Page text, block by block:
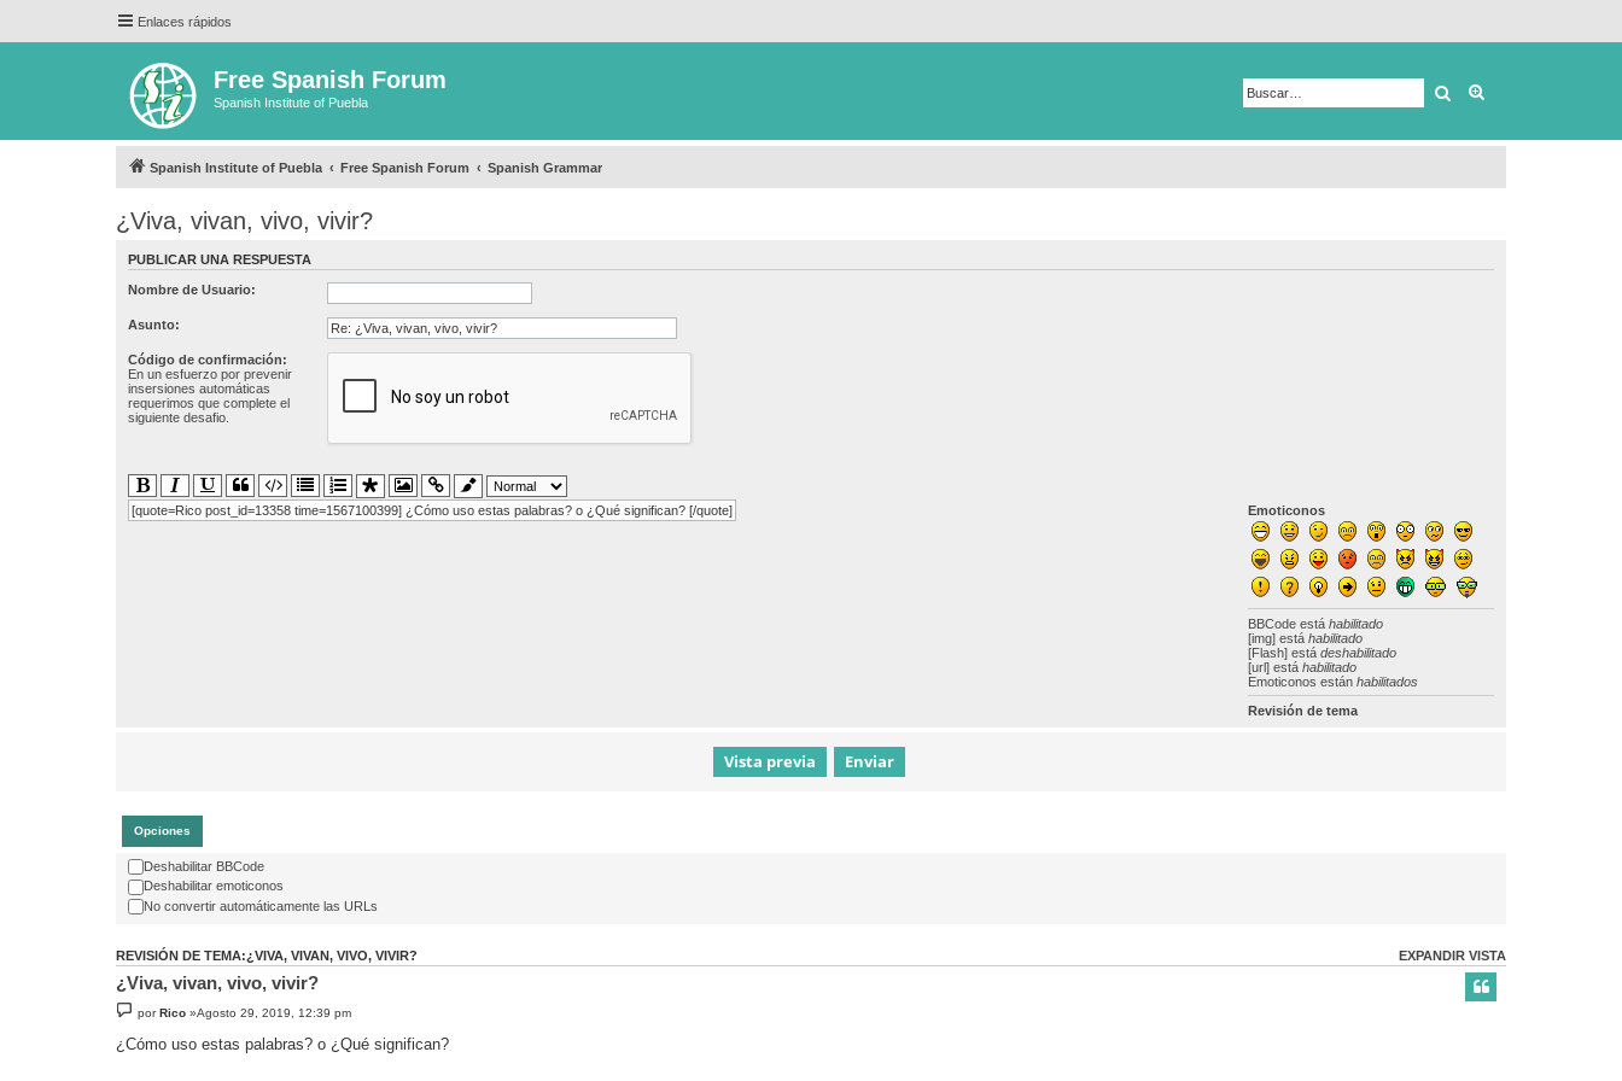
Enlaces rápidos
Free Spanish Forum
Spanish Institute of Puebla Buscar
Spanish Institute of Puebla Free Spanish Forum Spanish Grammar
¿Viva, vivan, vivo, vivir?
PUBLICAR UNA RESPUESTA
Nombre de Usuario:
Asunto:
Código de confirmación:
En un esfuerzo por prevenir
insersiones automáticas
requerimos que complete el
siguiente desafio.
Emoticonos
BBCode estáhabilitado
[img] estáhabilitado
[Flash] estádeshabilitado
[url] estáhabilitado
Emoticonos estánhabilitados
Revisión de tema
[quote=Rico post_id=13358 time=1567100399] ¿Cómo uso estas palabras? o ¿Qué significan? [/quote]
Opciones
Deshabilitar BBCode
Deshabilitar emoticonos
No convertir automáticamente las URLs
EXPANDIR VISTA
REVISIÓN DE TEMA:¿VIVA, VIVAN, VIVO, VIVIR?
¿Viva, vivan, vivo, vivir?
porRico »Agosto 29, 2019, 12:39 pm
¿Cómo uso estas palabras? o ¿Qué significan?